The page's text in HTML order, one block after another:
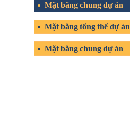
Mặt bằng chung dự án
Mặt bằng tổng thể dự án
Mặt bằng chung dự án